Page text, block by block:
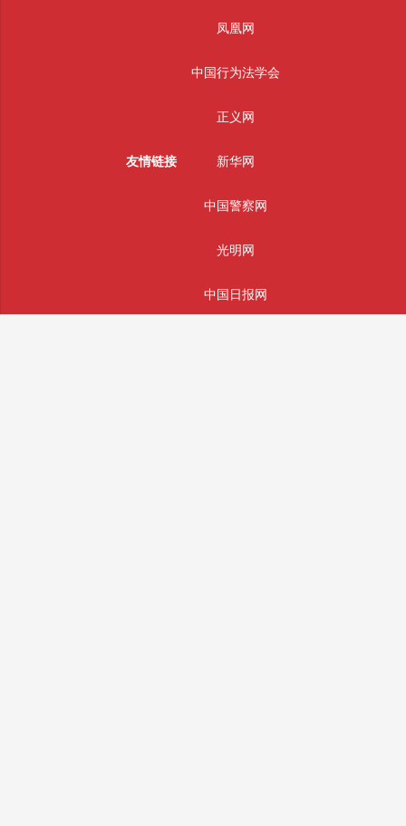
友情链接
凤凰网
中国行为法学会
正义网
新华网
中国警察网
光明网
中国日报网